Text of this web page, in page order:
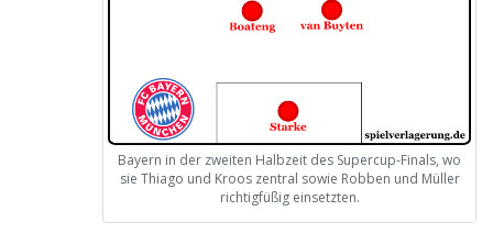
Bayern in der zweiten Halbzeit des Supercup-Finals, wo
sie Thiago und Kroos zentral sowie Robben und Müller
richtigfüßig einsetzten.